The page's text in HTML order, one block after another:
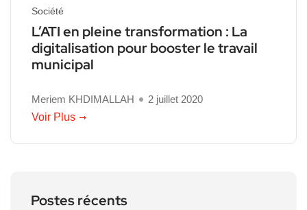
Société
L’ATI en pleine transformation : La
digitalisation pour booster le travail
municipal
Meriem KHDIMALLAH
2 juillet 2020
Voir Plus
Postes récents